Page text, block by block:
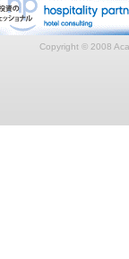
Copyright © 2008